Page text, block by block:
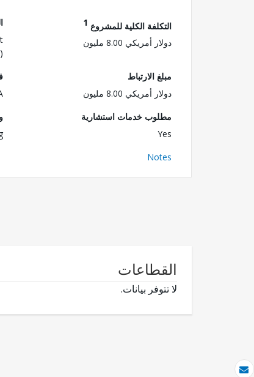
التكلفة الكلية للمشروع 1
دولار أمريكي 8.00 مليون
مبلغ الارتباط
دولار أمريكي 8.00 مليون
مطلوب خدمات استشارية
Yes
Notes
القطاعات
لا تتوفر بيانات.